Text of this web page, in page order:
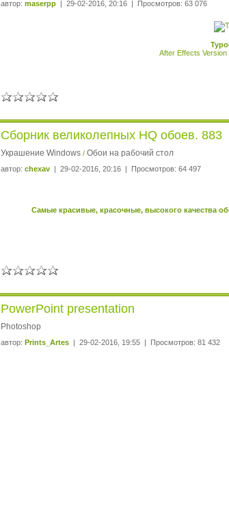
автор: maserpp | 29-02-2016, 20:16 | Просмотров: 63 076
After Effects
Сборник великолепных HQ обоев. 883
Украшение Windows / Обои на рабочий стол
автор: chexav | 29-02-2016, 20:16 | Просмотров: 64 497
Самые красивые, красочные, высокого качества
PowerPoint presentation
Photoshop
автор: Prints_Artes | 29-02-2016, 19:55 | Просмотров: 81 432